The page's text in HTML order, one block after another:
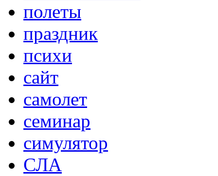
полеты
праздник
психи
сайт
самолет
семинар
симулятор
СЛА